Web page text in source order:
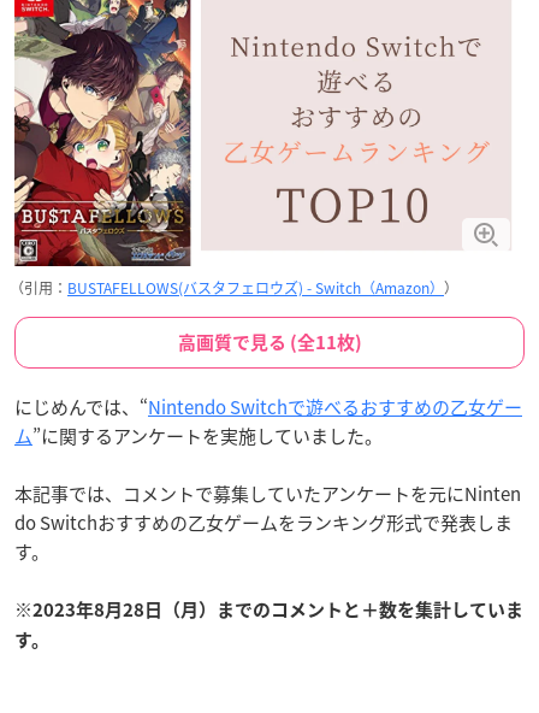
（引用： BUSTAFELLOWS(バスタフェロウズ) - Switch（Amazon） ）
高画質で見る (全11枚)
にじめんでは、“Nintendo Switchで遊べるおすすめの乙女ゲー
ム”に関するアンケートを実施していました。
本記事では、コメントで募集していたアンケートを元にNinten
do Switchおすすめの乙女ゲームをランキング形式で発表しま
す。
※2023年8月28日（月）までのコメントと＋数を集計していま
す。